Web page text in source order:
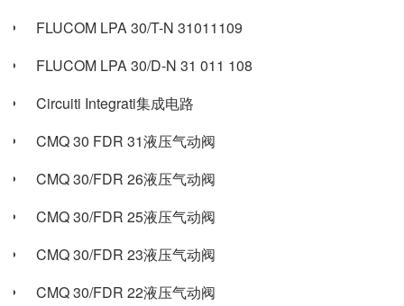
FLUCOM LPA 30/T-N 31011109
FLUCOM LPA 30/D-N 31 011 108
Circuiti Integrati集成电路
CMQ 30 FDR 31液压气动阀
CMQ 30/FDR 26液压气动阀
CMQ 30/FDR 25液压气动阀
CMQ 30/FDR 23液压气动阀
CMQ 30/FDR 22液压气动阀